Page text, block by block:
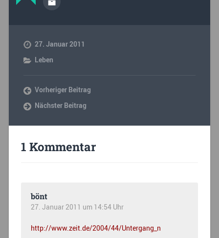
27. Januar 2011
Leben
Vorheriger Beitrag
Nächster Beitrag
1 Kommentar
bönt
27. Januar 2011 um 14:54 Uhr
http://www.zeit.de/2004/44/Untergang_n